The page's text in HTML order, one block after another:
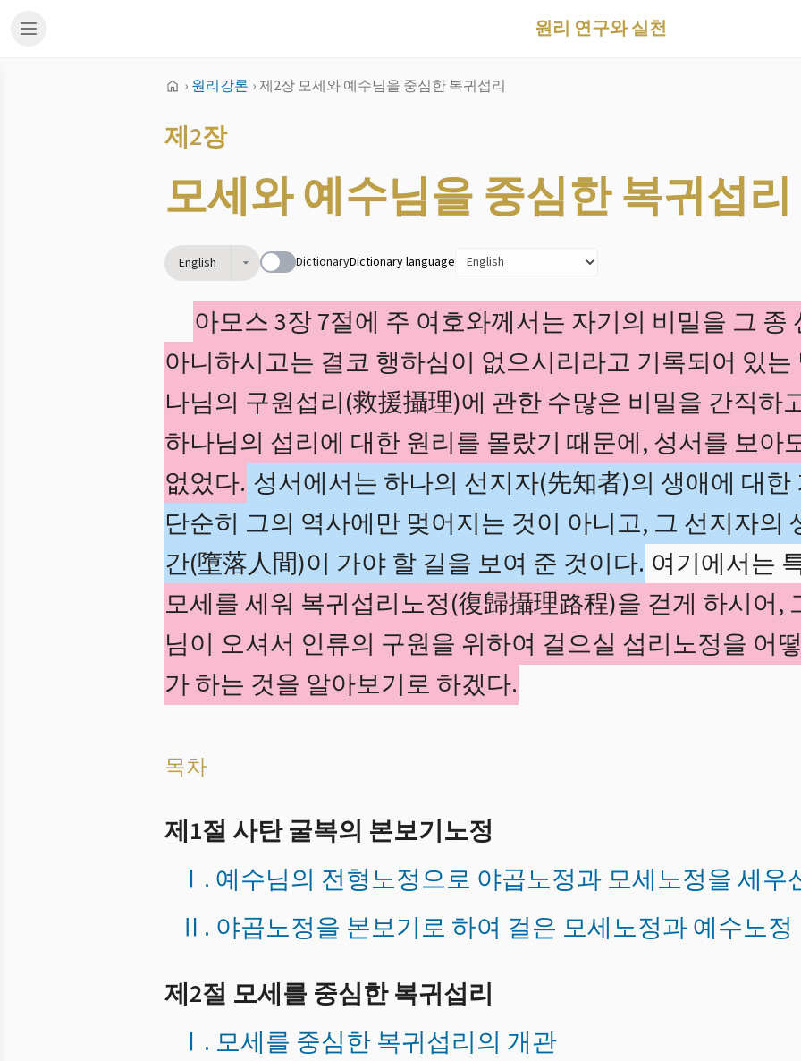
원리 연구와 실천
› 원리강론 ›제2장 모세와 예수님을 중심한 복귀섭리
제2장
모세와 예수님을 중심한 복귀섭리
English DictionaryDictionary language
아모스 3장 7절에 주 여호와께서는 자기의 비밀을 그
아니하시고는 결코 행하심이 없으시리라고 기록되어 있
나님의 구원섭리(救援攝理)에 관한 수많은 비밀을 간직하
하나님의 섭리에 대한 원리를 몰랐기 때문에, 성서를 보아
없었다. 성서에서는 하나의 선지자(先知者)의 생애에 대
단순히 그의 역사에만 멎어지는 것이 아니고, 그 선지자의
간(墮落人間)이 가야 할 길을 보여 준 것이다. 여기에서는
모세를 세워 복귀섭리노정(復歸攝理路程)을 걷게 하시어,
님이 오셔서 인류의 구원을 위하여 걸으실 섭리노정을 어
가 하는 것을 알아보기로 하겠다.
목차
제1절 사탄 굴복의 본보기노정
Ⅰ. 예수님의 전형노정으로 야곱노정과 모세노정을 세우
Ⅱ. 야곱노정을 본보기로 하여 걸은 모세노정과 예수노정
제2절 모세를 중심한 복귀섭리
Ⅰ. 모세를 중심한 복귀섭리의 개관